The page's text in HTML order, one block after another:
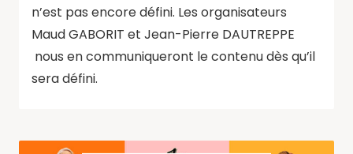
n’est pas encore défini. Les organisateurs
Maud GABORIT et Jean-Pierre DAUTREPPE
nous en communiqueront le contenu dès qu’il
sera défini.